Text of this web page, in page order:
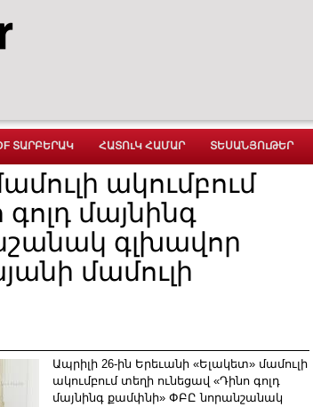
ՏԱՐԲԵՐԱԿ ՀԱՏՈւԿ ՀԱՄԱՐ ՏԵՍԱՆՅՈւԹԵՐ
ակումբում
մայնինգ
գլխավոր
մամուլի
Ապրիլի 26-ին Երեւանի «Ելակետ» մամուլի
ակումբում տեղի ունեցավ «Դինո գոլդ
մայնինգ քամփնի» ՓԲԸ նորանշանակ